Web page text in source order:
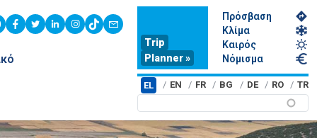
youtubefacebook
twitterlinkedininstagram
tiktokcontact
Trip
Planner »
Πρόσβαση
Κλίμα
Καιρός
Νόμισμα
EL EN FR BG DE RO TR